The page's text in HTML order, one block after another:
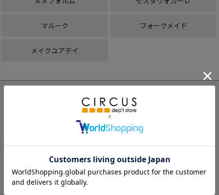
マルーク フォークメイド
メイクユアデイ
ブランド子供服のセレクトショップ。
100以上の子供服ブランドの通販を行っています。
ベビー服のセレクトショップ。
新生児用から出産祝い等のギフトアイテムなど多数のベビー用品
を取り揃えております。